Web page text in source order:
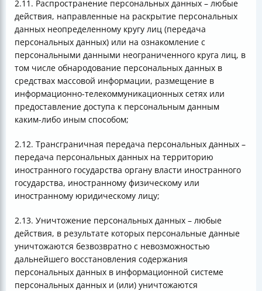
2.11. Распространение персональных данных – любые
действия, направленные на раскрытие персональных
данных неопределенному кругу лиц (передача
персональных данных) или на ознакомление с
персональными данными неограниченного круга лиц, в
том числе обнародование персональных данных в
средствах массовой информации, размещение в
информационно-телекоммуникационных сетях или
предоставление доступа к персональным данным
каким-либо иным способом;
2.12. Трансграничная передача персональных данных –
передача персональных данных на территорию
иностранного государства органу власти иностранного
государства, иностранному физическому или
иностранному юридическому лицу;
2.13. Уничтожение персональных данных – любые
действия, в результате которых персональные данные
уничтожаются безвозвратно с невозможностью
дальнейшего восстановления содержания
персональных данных в информационной системе
персональных данных и (или) уничтожаются